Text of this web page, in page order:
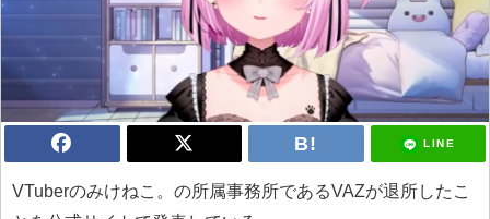
LINE
VTuberのみけねこ。の所属事務所であるVAZが退所したこ